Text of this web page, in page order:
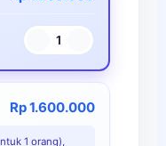
1
Rp 1.600.000
1 orang),